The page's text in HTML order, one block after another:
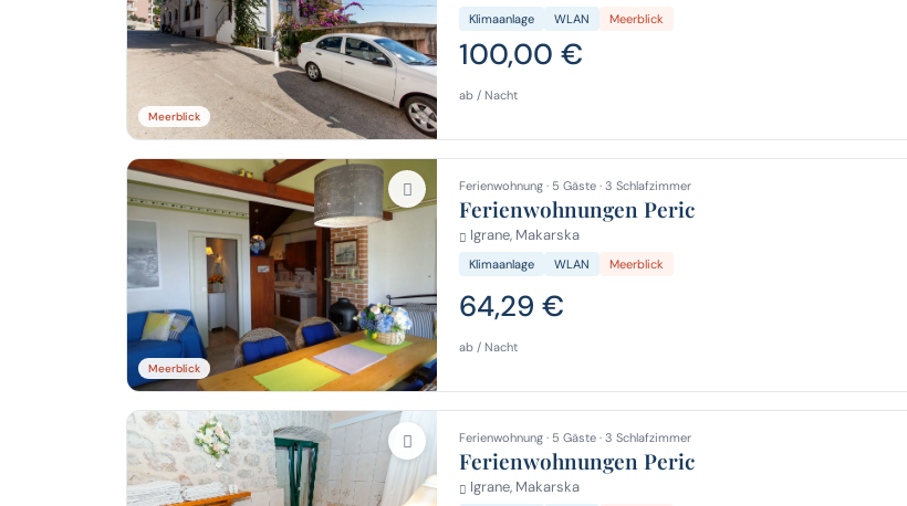
Meerblick
Klimaanlage WLAN Meerblick
100,00 €
ab / Nacht
Meerblick
Ferienwohnung · 5 Gäste · 3 Schlafzimmer
Ferienwohnungen Peric
Igrane, Makarska
Klimaanlage WLAN Meerblick
64,29 €
ab / Nacht
Ferienwohnung · 5 Gäste · 3 Schlafzimmer
Ferienwohnungen Peric
Igrane, Makarska